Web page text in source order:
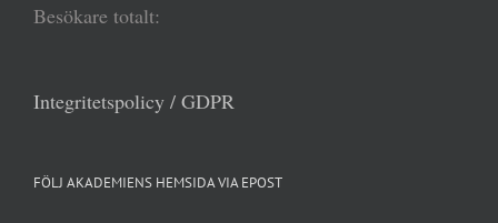
Besökare totalt:
Integritetspolicy / GDPR
FÖLJ AKADEMIENS HEMSIDA VIA EPOST